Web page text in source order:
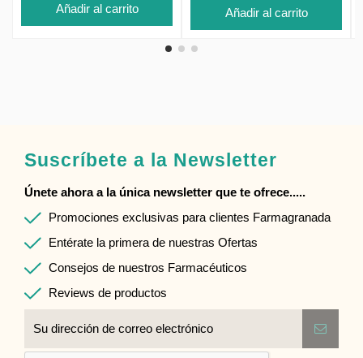
Añadir al carrito Añadir al carrito
Suscríbete a la Newsletter
Únete ahora a la única newsletter que te ofrece.....
Promociones exclusivas para clientes Farmagranada
Entérate la primera de nuestras Ofertas
Consejos de nuestros Farmacéuticos
Reviews de productos